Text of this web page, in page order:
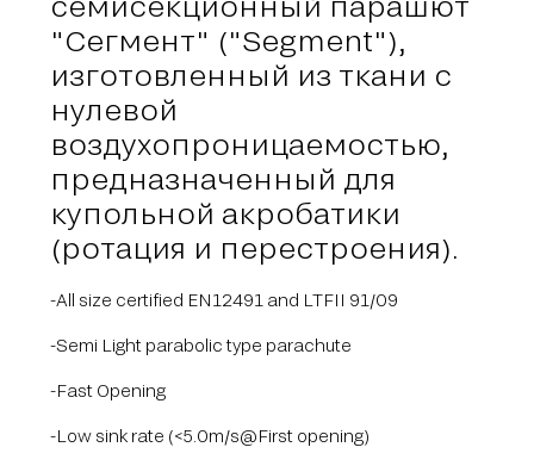
"Сегмент" ("Segment"),
изготовленный из ткани с
нулевой
воздухопроницаемостью,
предназначенный для
купольной акробатики
(ротация и перестроения).
-All size certified EN12491 and LTFII 91/09
-Semi Light parabolic type parachute
-Fast Opening
-Low sink rate (<5.0m/s@First opening)